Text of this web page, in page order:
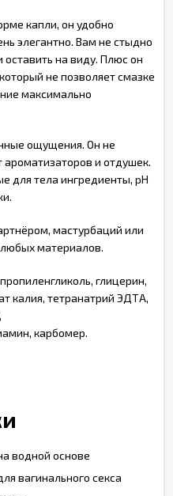
капли, он удобно
элегантно. Вам не стыдно
оставить на виду. Плюс он
не позволяет смазке
максимально
ощущения. Он не
и отдушек.
для тела ингредиенты, pH
мастурбаций или
материалов.
глицерин,
калия, тетранатрий ЭДТА,
карбомер.
водной основе
вагинального секса